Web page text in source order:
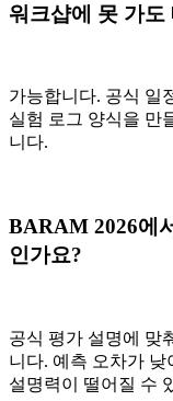
워크샵에 못 가도
가능합니다. 공식 일
실험 로그 양식을 만
니다.
BARAM 2026에
인가요?
공식 평가 설명에 맞
니다. 예측 오차가
설명력이 떨어질 수